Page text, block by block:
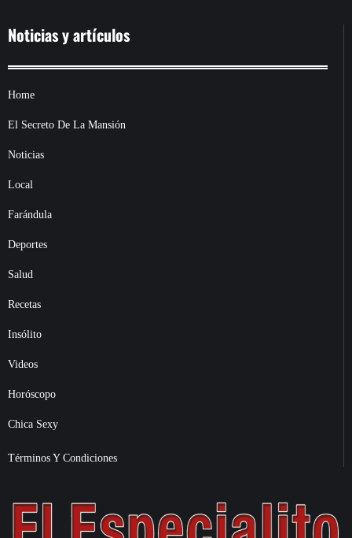
Noticias y artículos
Home
El Secreto De La Mansión
Noticias
Local
Farándula
Deportes
Salud
Recetas
Insólito
Videos
Horóscopo
Chica Sexy
Términos Y Condiciones